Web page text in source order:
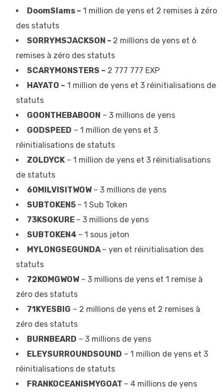
DoomSlams – 1 million de yens et 2 remises à zéro
des statuts
SORRYMSJACKSON – 2 millions de yens et 6
remises à zéro des statuts
SCARYMONSTERS – 2 777 777 EXP
HAYATO – 1 million de yens et 3 réinitialisations de
statuts
GOONTHEBABOON – 3 millions de yens
GODSPEED – 1 million de yens et 3
réinitialisations de statuts
ZOLDYCK– 1 million de yens et 3 réinitialisations
de statuts
60MILVISITWOW– 3 millions de yens
SUBTOKEN5 – 1 Sub Token
73KSOKURE – 3 millions de yens
SUBTOKEN4 – 1 sous jeton
MYLONGSEGUNDA– yen et réinitialisation des
statuts
72KOMGWOW– 3 millions de yens et 1 remise à
zéro des statuts
71KYESBIG – 2 millions de yens et 2 remises à
zéro des statuts
BURNBEARD – 3 millions de yens
ELEYSURROUNDSOUND – 1 million de yens et 3
réinitialisations de statuts
FRANKOCEANISMYGOAT – 4 millions de yens